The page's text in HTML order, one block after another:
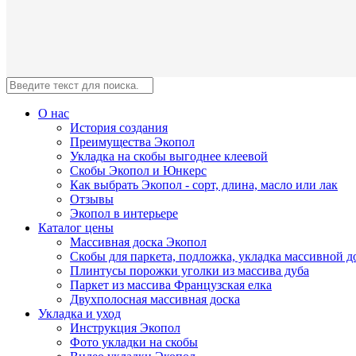
О нас
История создания
Преимущества Экопол
Укладка на скобы выгоднее клеевой
Скобы Экопол и Юнкерс
Как выбрать Экопол - сорт, длина, масло или лак
Отзывы
Экопол в интерьере
Каталог цены
Массивная доска Экопол
Скобы для паркета, подложка, укладка массивной
Плинтусы порожки уголки из массива дуба
Паркет из массива Французская елка
Двухполосная массивная доска
Укладка и уход
Инструкция Экопол
Фото укладки на скобы